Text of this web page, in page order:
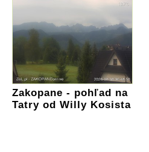
Zakopane - pohľad na
Tatry od Willy Kosista